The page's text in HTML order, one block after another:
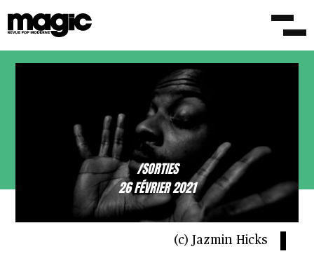
/SORTIES
26 FÉVRIER 2021
(c) Jazmin Hicks